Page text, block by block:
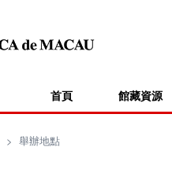
首頁 館藏資源
> 舉辦地點